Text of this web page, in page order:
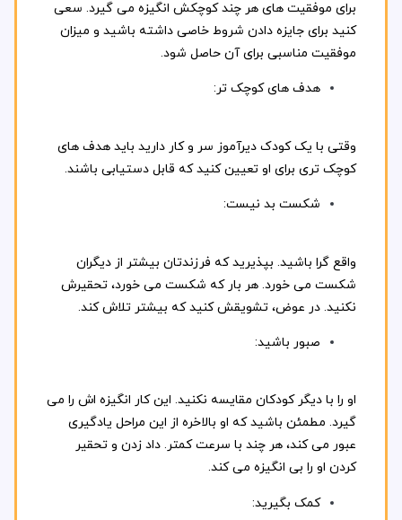
برای موفقیت های هر چند کوچکش انگیزه می گیرد. سعی
کنید برای جایزه دادن شروط خاصی داشته باشید و میزان
موفقیت مناسبی برای آن حاصل شود.
هدف های کوچک تر:
وقتی با یک کودک دیرآموز سر و کار دارید باید هدف های
کوچک تری برای او تعیین کنید که قابل دستیابی باشند.
شکست بد نیست:
واقع گرا باشید. بپذیرید که فرزندتان بیشتر از دیگران
شکست می خورد. هر بار که شکست می خورد، تحقیرش
نکنید. در عوض، تشویقش کنید که بیشتر تلاش کند.
صبور باشید:
او را با دیگر کودکان مقایسه نکنید. این کار انگیزه اش را می
گیرد. مطمئن باشید که او بالاخره از این مراحل یادگیری
عبور می کند، هر چند با سرعت کمتر. داد زدن و تحقیر
کردن او را بی انگیزه می کند.
کمک بگیرید: